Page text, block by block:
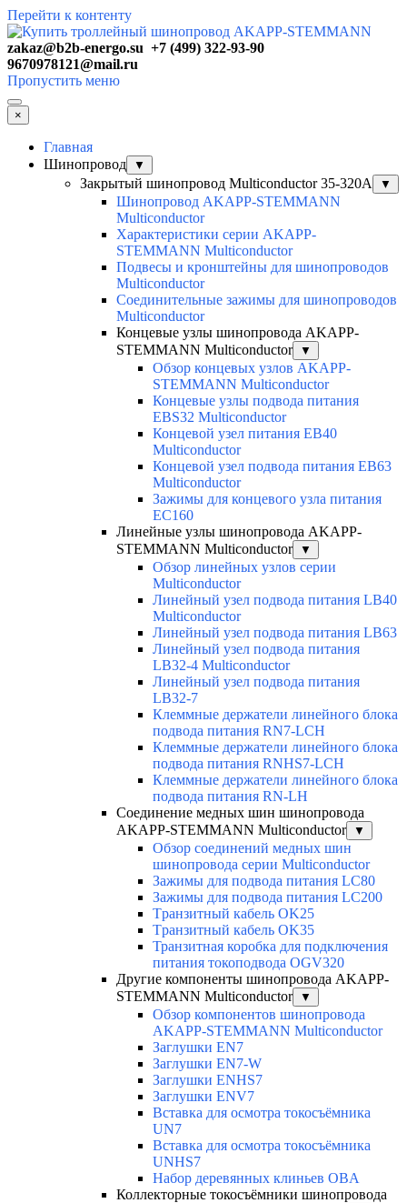
Перейти к контенту
zakaz@b2b-energo.su +7 (499) 322-93-90
9670978121@mail.ru
Пропустить меню
×
Главная
Шинопровод
▼
Закрытый шинопровод Multiconductor 35-320А ▼
Шинопровод AKAPP-STEMMANN
Multiconductor
Характеристики серии AKAPP-
STEMMANN Multiconductor
Подвесы и кронштейны для шинопроводов
Multiconductor
Соединительные зажимы для шинопроводов
Multiconductor
Концевые узлы шинопровода AKAPP-
STEMMANN Multiconductor
▼
Обзор концевых узлов AKAPP-
STEMMANN Multiconductor
Концевые узлы подвода питания
EBS32 Multiconductor
Концевой узел питания EB40
Multiconductor
Концевой узел подвода питания EB63
Multiconductor
Зажимы для концевого узла питания
EC160
Линейные узлы шинопровода AKAPP-
STEMMANN Multiconductor
▼
Обзор линейных узлов серии
Multiconductor
Линейный узел подвода питания LB40
Multiconductor
Линейный узел подвода питания LB63
Линейный узел подвода питания
LB32-4 Multiconductor
Линейный узел подвода питания
LB32-7
Клеммные держатели линейного блока
подвода питания RN7-LCH
Клеммные держатели линейного блока
подвода питания RNHS7-LCH
Клеммные держатели линейного блока
подвода питания RN-LH
Соединение медных шин шинопровода
AKAPP-STEMMANN Multiconductor
▼
Обзор соединений медных шин
шинопровода серии Multiconductor
Зажимы для подвода питания LC80
Зажимы для подвода питания LC200
Tранзитный кабель OK25
Tранзитный кабель OK35
Транзитная коробка для подключения
питания токоподвода OGV320
Другие компоненты шинопровода AKAPP-
STEMMANN Multiconductor
▼
Обзор компонентов шинопровода
AKAPP-STEMMANN Multiconductor
Заглушки EN7
Заглушки EN7-W
Заглушки ENHS7
Заглушки ENV7
Вставка для осмотра токосъёмника
UN7
Вставка для осмотра токосъёмника
UNHS7
Набор деревянных клиньев OBA
Коллекторные токосъёмники шинопровода